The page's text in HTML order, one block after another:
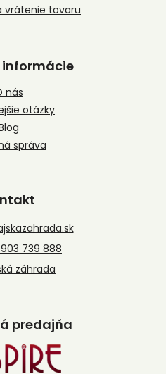
vrátenie tovaru
informácie
nás
otázky
správa
903 739 888
záhrada
predajňa